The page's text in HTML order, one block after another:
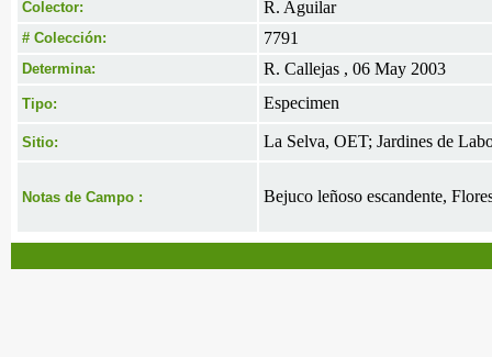
Colector: R. Aguilar
# Colección: 7791
Determina: R. Callejas , 06 May 2003
Tipo: Especimen
Sitio: La Selva, OET; Jardines de
Notas de Campo : Bejuco leñoso escandente,